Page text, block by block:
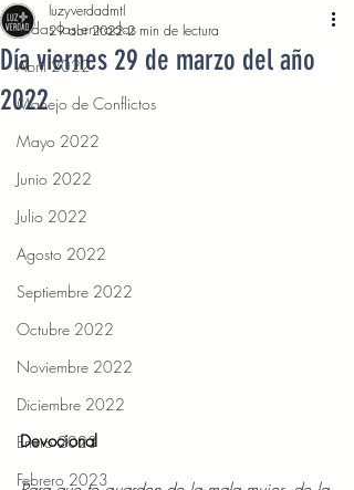
Todas las entradas
Abril 2022
Manejo de Conflictos
Mayo 2022
Junio 2022
Julio 2022
Agosto 2022
Septiembre 2022
Octubre 2022
Noviembre 2022
Diciembre 2022
Enero 2023
Febrero 2023
Día viernes 29 de marzo del año
2022
luzyverdadmtl
29 abr 2022 2 min de lectura
Devocional